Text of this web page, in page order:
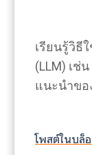
เรียนรู้วิธี
(LLM) เช่
แนะนำข
โพสต์ในบล็